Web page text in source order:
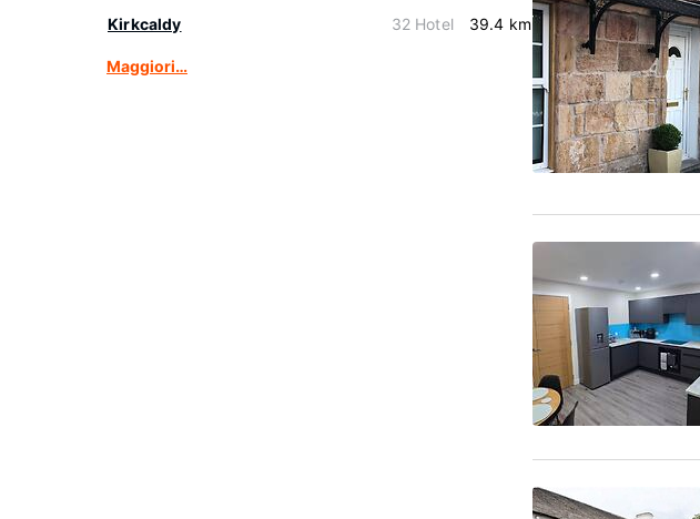
Kirkcaldy 32 Hotel 39.4 km
Maggiori…